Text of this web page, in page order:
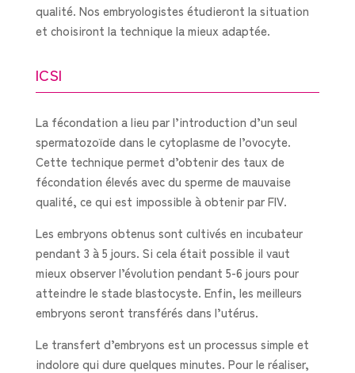
qualité. Nos embryologistes étudieront la situation
et choisiront la technique la mieux adaptée.
ICSI
La fécondation a lieu par l’introduction d’un seul
spermatozoïde dans le cytoplasme de l’ovocyte.
Cette technique permet d’obtenir des taux de
fécondation élevés avec du sperme de mauvaise
qualité, ce qui est impossible à obtenir par FIV.
Les embryons obtenus sont cultivés en incubateur
pendant 3 à 5 jours. Si cela était possible il vaut
mieux observer l’évolution pendant 5-6 jours pour
atteindre le stade blastocyste. Enfin, les meilleurs
embryons seront transférés dans l’utérus.
Le transfert d’embryons est un processus simple et
indolore qui dure quelques minutes. Pour le réaliser,